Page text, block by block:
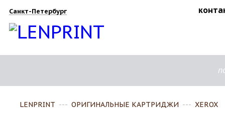
Санкт-Петербург
LENPRINT --- ОРИГИНАЛЬНЫЕ КАРТРИДЖИ --- XEROX